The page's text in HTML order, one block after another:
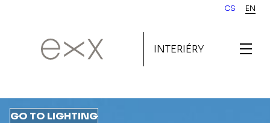
INTERIÉRY
CS EN
GO TO LIGHTING